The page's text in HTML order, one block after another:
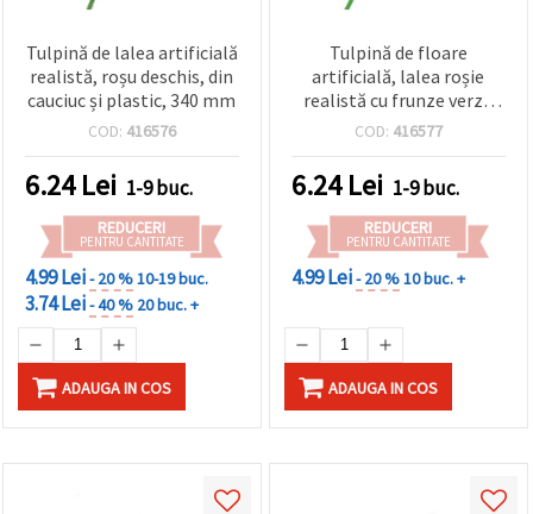
Tulpină de lalea artificială
realistă, roșu deschis, din
cauciuc și plastic, 340 mm
COD: 416576
6.24Lei 1-9 buc.
REDUCERI
PENTRU CANTITATE
4.99 Lei- 20 %10-19 buc.
3.74 Lei- 40 % 20 buc. +
ADAUGA IN COS
Tulpină de floare
artificială, lalea roșie
realistă cu frunze verzi,
din cauciuc și plastic, 340
COD: 416577
6.24Lei 1-9 buc.
REDUCERI
PENTRU CANTITATE
4.99 Lei- 20 %10 buc. +
ADAUGA IN COS